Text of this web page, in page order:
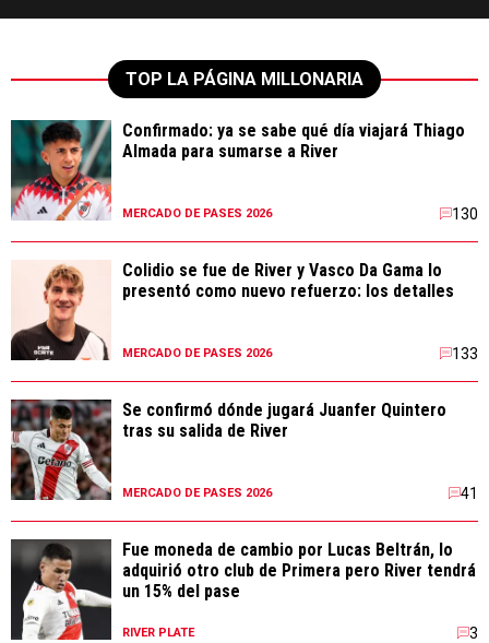
TOP LA PÁGINA MILLONARIA
Confirmado: ya se sabe qué día viajará Thiago
Almada para sumarse a River
MERCADO DE PASES 2026 130
Colidio se fue de River y Vasco Da Gama lo
presentó como nuevo refuerzo: los detalles
MERCADO DE PASES 2026 133
Se confirmó dónde jugará Juanfer Quintero
tras su salida de River
MERCADO DE PASES 2026 41
Fue moneda de cambio por Lucas Beltrán, lo
adquirió otro club de Primera pero River tendrá
un 15% del pase
RIVER PLATE 3